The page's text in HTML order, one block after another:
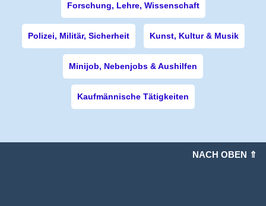
Forschung, Lehre, Wissenschaft
Polizei, Militär, Sicherheit Kunst, Kultur & Musik
Minijob, Nebenjobs & Aushilfen
Kaufmännische Tätigkeiten
NACH OBEN ⇑